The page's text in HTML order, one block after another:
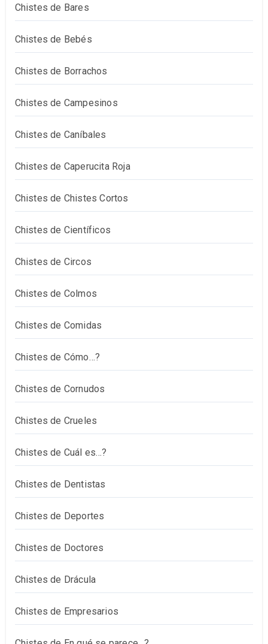
Chistes de Bares
Chistes de Bebés
Chistes de Borrachos
Chistes de Campesinos
Chistes de Caníbales
Chistes de Caperucita Roja
Chistes de Chistes Cortos
Chistes de Científicos
Chistes de Circos
Chistes de Colmos
Chistes de Comidas
Chistes de Cómo…?
Chistes de Cornudos
Chistes de Crueles
Chistes de Cuál es…?
Chistes de Dentistas
Chistes de Deportes
Chistes de Doctores
Chistes de Drácula
Chistes de Empresarios